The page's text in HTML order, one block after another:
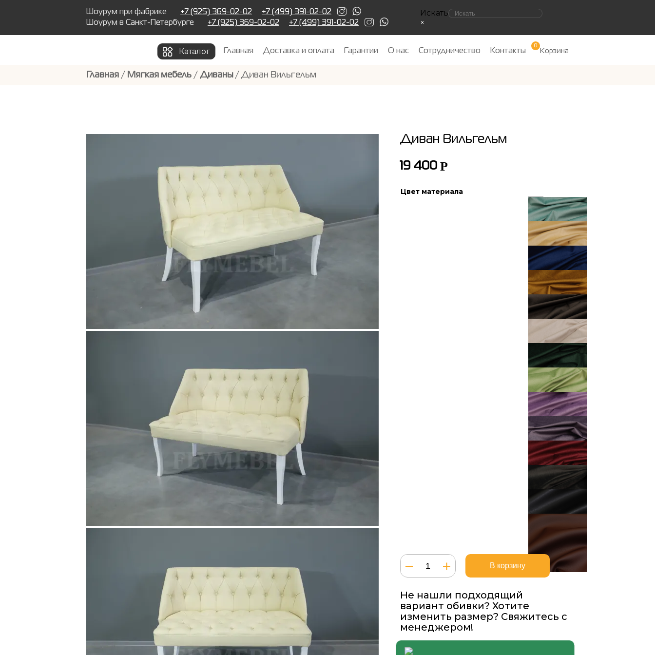
Шоурум при фабрике +7 (925) 369-02-02
+7 (499) 391-02-02
Шоурум в Санкт-Петербурге
+7 (925) 369-02-02 +7 (499) 391-02-02
Искать
×
Каталог Главная Доставка и оплата Гарантии О нас Сотрудничество Контакты
0
Корзина
Главная / Мягкая мебель / Диваны / Диван Вильгельм
Диван Вильгельм
19 400 Р
Цвет материала
Количество
товара
Вильгельм
В корзину
Не нашли подходящий
вариант обивки? Хотите
изменить размер? Свяжитесь с
менеджером!